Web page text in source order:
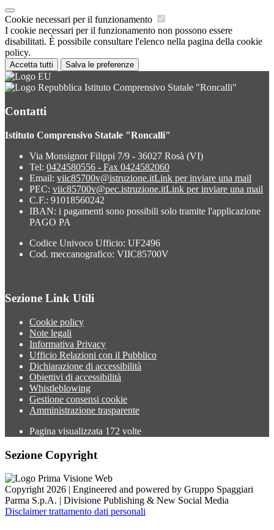
Cookie necessari per il funzionamento
I cookie necessari per il funzionamento non possono essere
disabilitati. È possibile consultare l'elenco nella pagina della cookie
policy.
Accetta tutti Salva le preferenze
Istituto Comprensivo Statale "Roncalli"
Contatti
Istituto Comprensivo Statale "Roncalli"
Via Monsignor Filippi 7/9 - 36027 Rosà (VI)
Tel: 0424580556 - Fax 0424582060
Email: viic85700v@istruzione.itLink per inviare una mail
PEC: viic85700v@pec.istruzione.itLink per inviare una mail
C.F.: 91018560242
IBAN: i pagamenti sono possibili solo tramite l'applicazione
PAGO PA
Codice Univoco Ufficio: UF2496
Cod. meccanografico: VIIC85700V
Sezione Link Utili
Cookie policy
Note legali
Informativa Privacy
Ufficio Relazioni con il Pubblico
Dichiarazione di accessibilità
Obiettivi di accessibilità
Whistleblowing
Gestione consensi cookie
Amministrazione trasparente
Pagina visualizzata 172 volte
Sezione Copyright
Copyright 2026 | Engineered and powered by Gruppo Spaggiari
Parma S.p.A. | Divisione Publishing & New Social Media
Disclaimer trattamento dati personali